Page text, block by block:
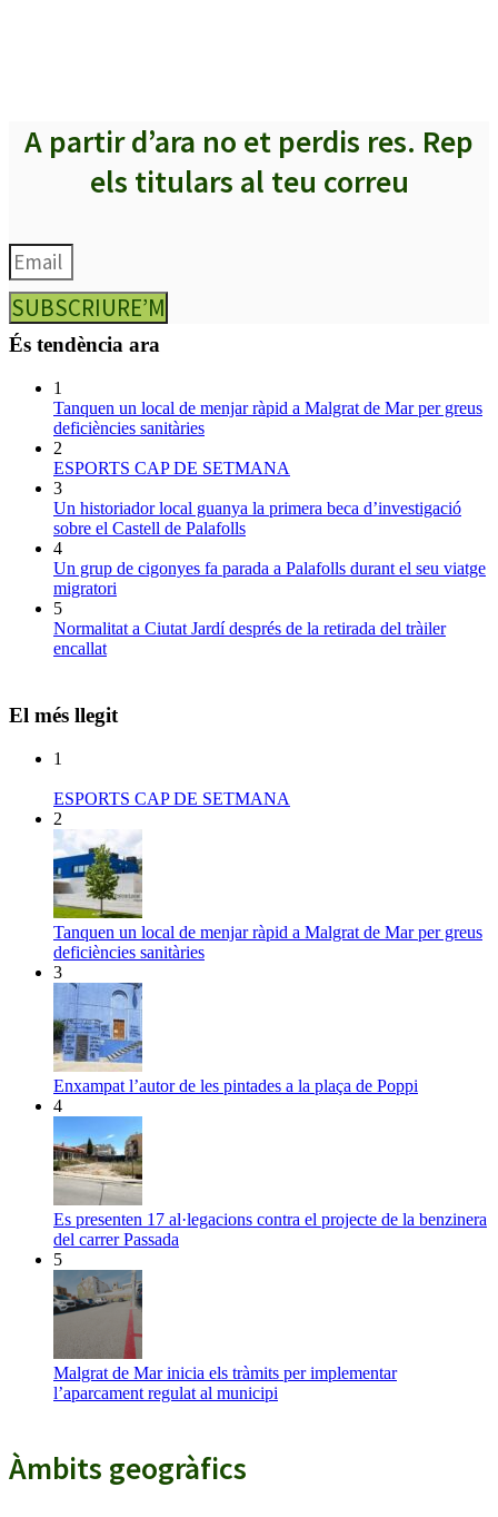
A partir d’ara no et perdis res. Rep
els titulars al teu correu
SUBSCRIURE’M
És tendència ara
1
Tanquen un local de menjar ràpid a Malgrat de Mar per greus
deficiències sanitàries
2
ESPORTS CAP DE SETMANA
3
Un historiador local guanya la primera beca d’investigació
sobre el Castell de Palafolls
4
Un grup de cigonyes fa parada a Palafolls durant el seu viatge
migratori
5
Normalitat a Ciutat Jardí després de la retirada del tràiler
encallat
El més llegit
1
ESPORTS CAP DE SETMANA
2
Tanquen un local de menjar ràpid a Malgrat de Mar per greus
deficiències sanitàries
3
Enxampat l’autor de les pintades a la plaça de Poppi
4
Es presenten 17 al·legacions contra el projecte de la benzinera
del carrer Passada
5
Malgrat de Mar inicia els tràmits per implementar
l’aparcament regulat al municipi
Àmbits geogràfics